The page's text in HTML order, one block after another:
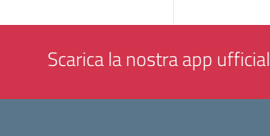
Scarica la nostra app